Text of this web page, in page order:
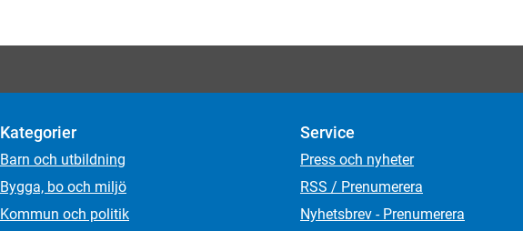
Kategorier
Barn och utbildning
Bygga, bo och miljö
Kommun och politik
Service
Press och nyheter
RSS / Prenumerera
Nyhetsbrev - Prenumerera